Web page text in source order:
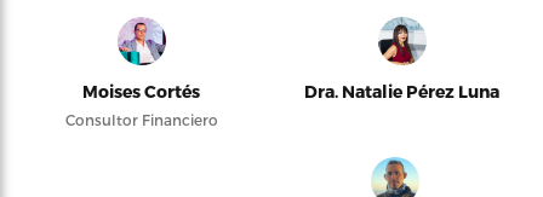
Moises Cortés
Consultor Financiero
Dra. Natalie Pérez Luna